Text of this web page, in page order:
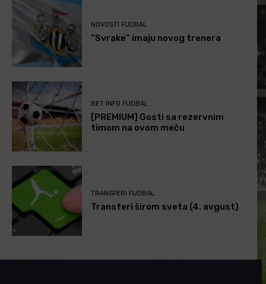
NOVOSTI FUDBAL
“Svrake” imaju novog trenera
BET INFO FUDBAL
[PREMIUM] Gosti sa rezervnim
timom na ovom meču
TRANSFERI FUDBAL
Transferi širom sveta (4. avgust)